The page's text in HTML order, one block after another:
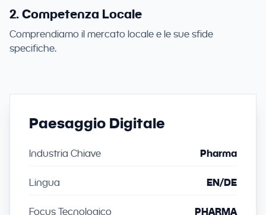
2. Competenza Locale
Comprendiamo il mercato locale e le sue sfide
specifiche.
Paesaggio Digitale
Industria Chiave Pharma
Lingua EN/DE
Focus Tecnologico PHARMA